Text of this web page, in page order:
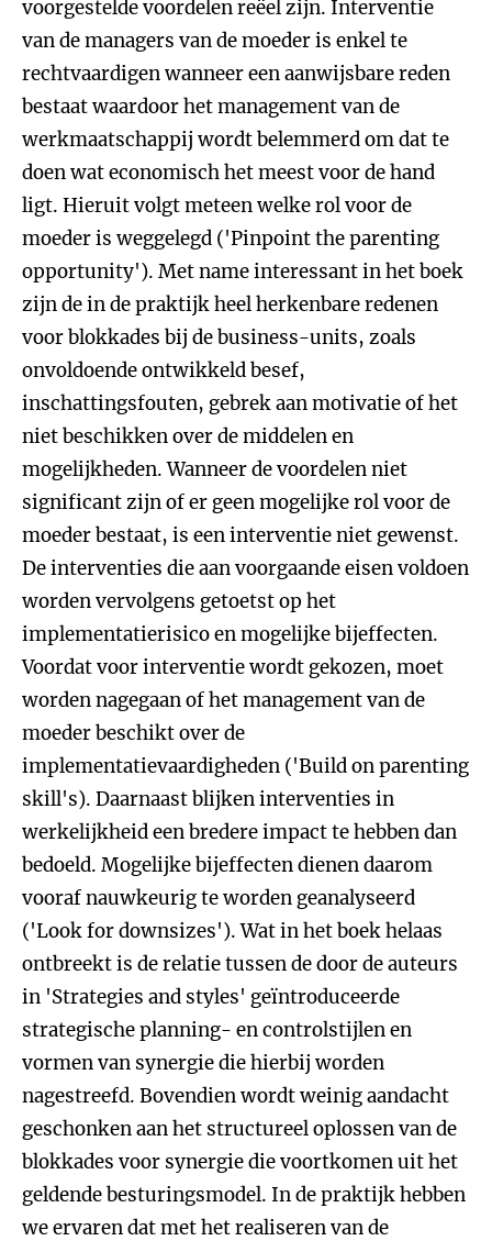
voorgestelde voordelen reëel zijn. Interventie
van de managers van de moeder is enkel te
rechtvaardigen wanneer een aanwijsbare reden
bestaat waardoor het management van de
werkmaatschappij wordt belemmerd om dat te
doen wat economisch het meest voor de hand
ligt. Hieruit volgt meteen welke rol voor de
moeder is weggelegd ('Pinpoint the parenting
opportunity'). Met name interessant in het boek
zijn de in de praktijk heel herkenbare redenen
voor blokkades bij de business-units, zoals
onvoldoende ontwikkeld besef,
inschattingsfouten, gebrek aan motivatie of het
niet beschikken over de middelen en
mogelijkheden. Wanneer de voordelen niet
significant zijn of er geen mogelijke rol voor de
moeder bestaat, is een interventie niet gewenst.
De interventies die aan voorgaande eisen voldoen
worden vervolgens getoetst op het
implementatierisico en mogelijke bijeffecten.
Voordat voor interventie wordt gekozen, moet
worden nagegaan of het management van de
moeder beschikt over de
implementatievaardigheden ('Build on parenting
skill's). Daarnaast blijken interventies in
werkelijkheid een bredere impact te hebben dan
bedoeld. Mogelijke bijeffecten dienen daarom
vooraf nauwkeurig te worden geanalyseerd
('Look for downsizes'). Wat in het boek helaas
ontbreekt is de relatie tussen de door de auteurs
in 'Strategies and styles' geïntroduceerde
strategische planning- en controlstijlen en
vormen van synergie die hierbij worden
nagestreefd. Bovendien wordt weinig aandacht
geschonken aan het structureel oplossen van de
blokkades voor synergie die voortkomen uit het
geldende besturingsmodel. In de praktijk hebben
we ervaren dat met het realiseren van de